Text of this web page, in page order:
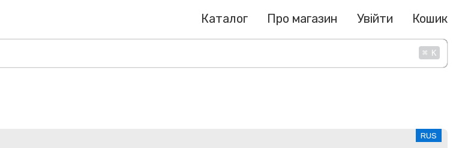
Каталог Про магазин Увійти Кошик
⌘ K
RUS